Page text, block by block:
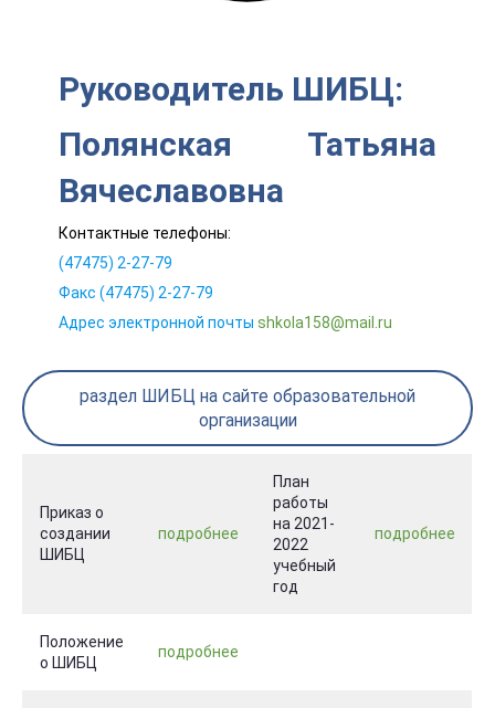
Руководитель ШИБЦ:
Полянская Татьяна
Вячеславовна
Контактные телефоны:
(47475) 2-27-79
Факс (47475) 2-27-79
Адрес электронной почты shkola158@mail.ru
раздел ШИБЦ на сайте образовательной
организации
Приказ о
создании
ШИБЦ
подробнее
План
работы
на 2021-
2022
учебный
год
подробнее
Положение
о ШИБЦ
подробнее